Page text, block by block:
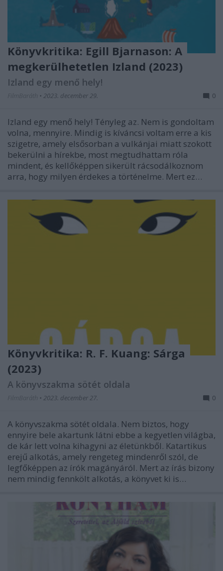
Könyvkritika: Egill Bjarnason: A
megkerülhetetlen Izland (2023)
Izland egy menő hely!
• 2023. december 29. 0
Izland egy menő hely! Tényleg az. Nem is gondoltam
volna, mennyire. Mindig is kíváncsi voltam erre a kis
szigetre, amely elsősorban a vulkánjai miatt szokott
bekerülni a hírekbe, most megtudhattam róla
mindent, és kellőképpen sikerült rácsodálkoznom
arra, hogy milyen érdekes a történelme. Mert ez…
Könyvkritika: R. F. Kuang: Sárga
(2023)
A könyvszakma sötét oldala
• 2023. december 27. 0
A könyvszakma sötét oldala. Nem biztos, hogy
ennyire bele akartunk látni ebbe a kegyetlen világba,
de kár lett volna kihagyni az életünkből. Katartikus
erejű alkotás, amely rengeteg mindenről szól, de
legfőképpen az írók magányáról. Mert az írás bizony
nem mindig fennkölt alkotás, a könyvet ki is…